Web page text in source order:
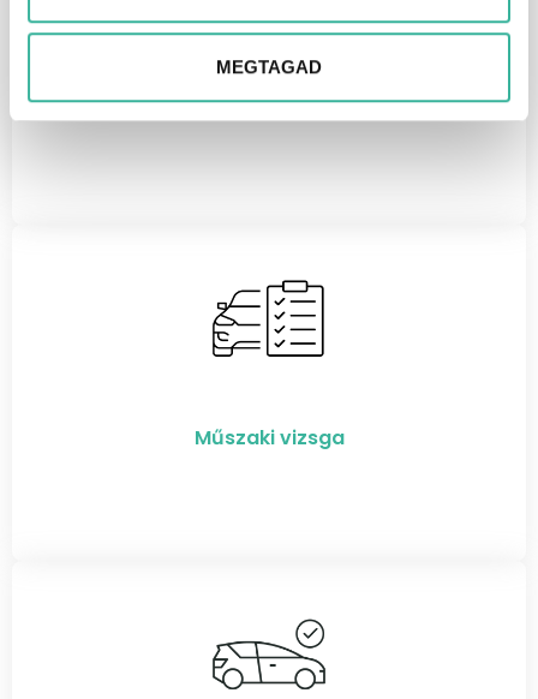
MEGTAGAD
Karosszéria javítás
Műszaki vizsga